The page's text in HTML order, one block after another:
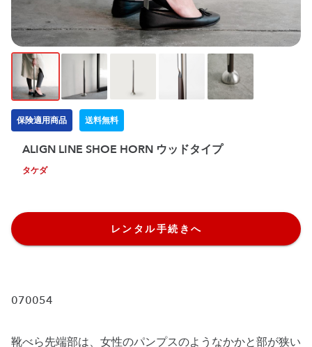
保険適用商品 送料無料
ALIGN LINE SHOE HORN ウッドタイプ
タケダ
レンタル手続きへ
070054
靴べら先端部は、女性のパンプスのようなかかと部が狭い